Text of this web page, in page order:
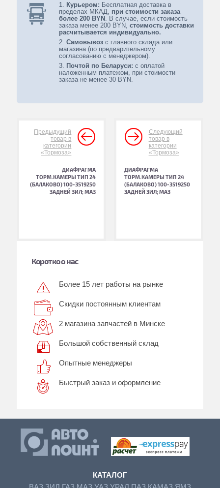
Курьером: Бесплатная доставка в
пределах МКАД, при стоимости заказа
более 200 BYN
. В случае, если стоимость
заказа менее 200 BYN, стоимость доставки
расчитывается индивидуально.
Самовывозс главного склада или
магазина (по предварительному
согласованию с менеджером).
Почтой по Беларуси: с оплатой
наложенным платежом, при стоимости
заказа не менее 30 BYN.
Предыдущий
товар в
категории
«Тормоза»
ДИАФРАГМА
ТОРМ.КАМЕРЫ ТИП 24
(БАЛАКОВО) 100-3519250
ЗАДНЕЙ ЗИЛ; МАЗ
Следующий
товар в
категории
«Тормоза»
ДИАФРАГМА
ТОРМ.КАМЕРЫ ТИП 24
(БАЛАКОВО) 100-3519250
ЗАДНЕЙ ЗИЛ; МАЗ
Коротко о нас
Более 15 лет работы на рынке
Скидки постоянным клиентам
2 магазина запчастей в Минске
Большой собственный склад
Опытные менеджеры
Быстрый заказ и оформление
КАТАЛОГ